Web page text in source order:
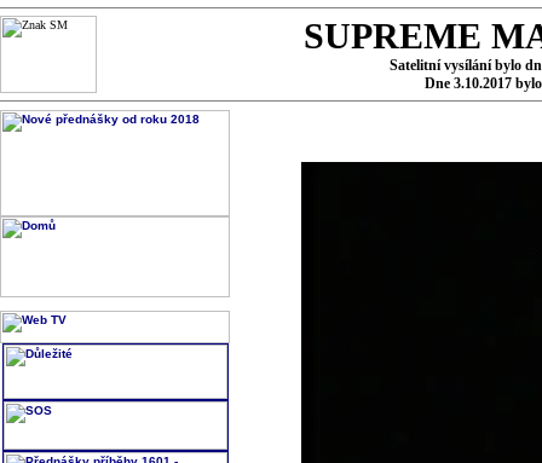
SUPREME
Satelitní vysílání bylo
Dne 3.10.2017